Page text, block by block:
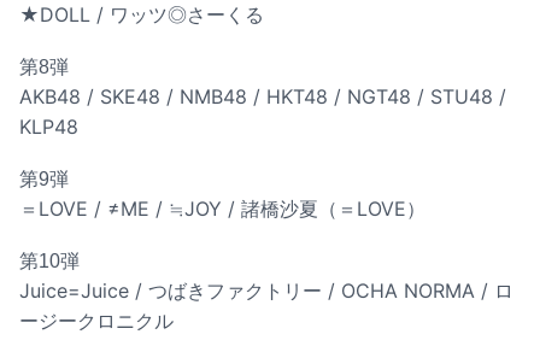
★DOLL / ワッツ◎さーくる
第8弾
AKB48 / SKE48 / NMB48 / HKT48 / NGT48 / STU48 /
KLP48
第9弾
＝LOVE / ≠ME / ≒JOY / 諸橋沙夏（＝LOVE）
第10弾
Juice=Juice / つばきファクトリー / OCHA NORMA / ロ
ージークロニクル